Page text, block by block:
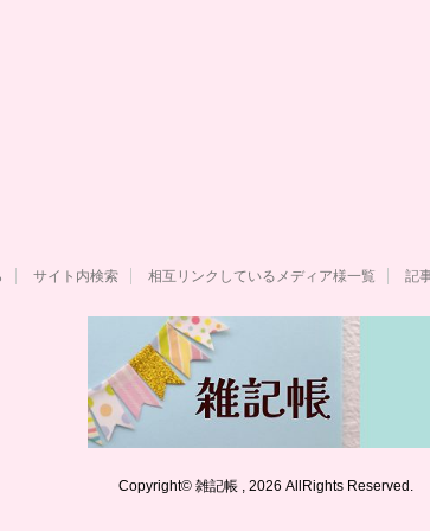
サイト内検索 相互リンクしているメディア様一覧 記
Copyright© 雑記帳 , 2026 AllRights Reserved.